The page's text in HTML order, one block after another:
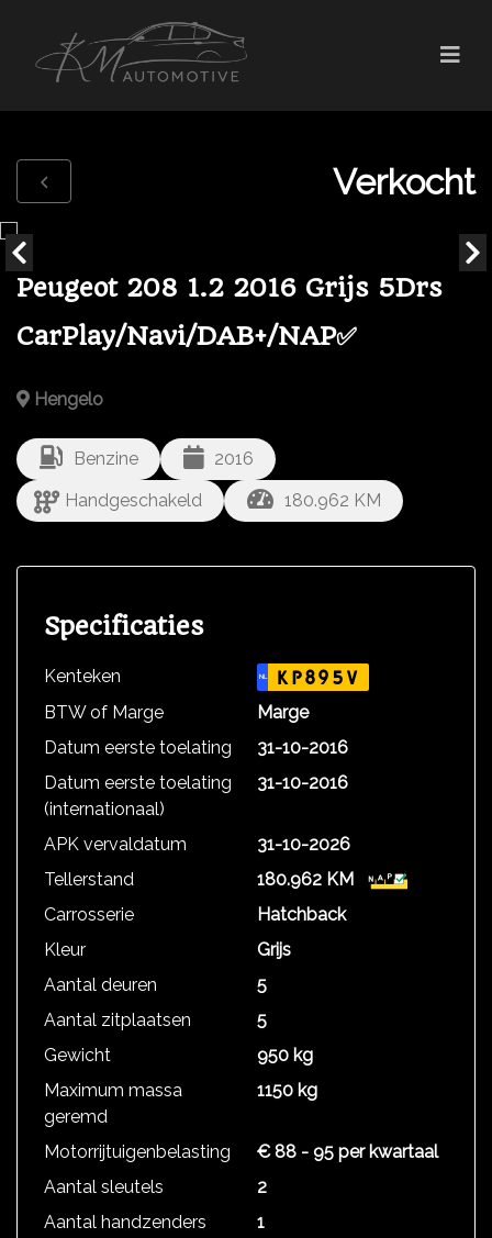
Verkocht
Peugeot 208 1.2 2016 Grijs 5Drs
CarPlay/Navi/DAB+/NAP✅
Hengelo
Benzine
2016
Handgeschakeld
180.962 KM
Specificaties
Kenteken NL KP895V
BTW of Marge
Marge
Datum eerste toelating
31-10-2016
Datum eerste toelating
(internationaal)
31-10-2016
APK vervaldatum
31-10-2026
Tellerstand
180.962 KM
Carrosserie
Hatchback
Kleur
Grijs
Aantal deuren
5
Aantal zitplaatsen
5
Gewicht
950 kg
Maximum massa
geremd
1150 kg
Motorrijtuigenbelasting
€ 88 - 95 per kwartaal
Aantal sleutels
2
Aantal handzenders
1